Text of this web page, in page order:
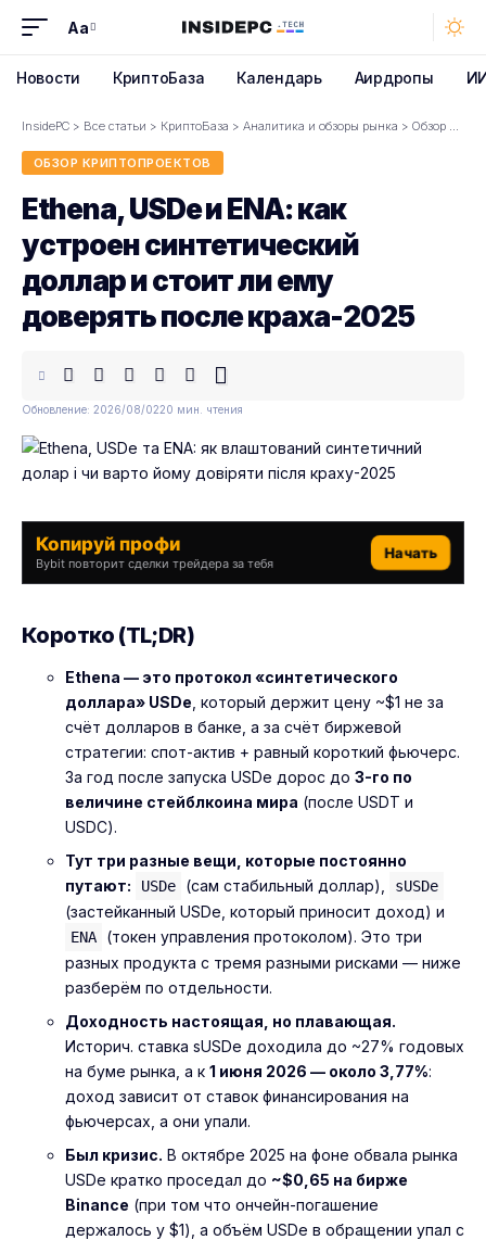
Font
Aa
Новости КриптоБаза Календарь Аирдропы
InsidePC > Все статьи > КриптоБаза > Аналитика и обзоры рынка > Обзор криптопроектов
ОБЗОР КРИПТОПРОЕКТОВ
Ethena, USDe и ENA: как
устроен синтетический
доллар и стоит ли ему
доверять после краха-2025
Обновление: 2026/08/0220 мин. чтения
Копируй профи
Bybit повторит сделки трейдера за тебя
Начать
Коротко (TL;DR)
Ethena — это протокол «синтетического
доллара» USDe , который держит цену ~$1 не за
счёт долларов в банке, а за счёт биржевой
стратегии: спот-актив + равный короткий фьючерс.
За год после запуска USDe дорос до 3-го по
величине стейблкоина мира (после USDT и
USDC).
Тут три разные вещи, которые постоянно
путают:
USDe (сам стабильный доллар), sUSDe
(застейканный USDe, который приносит доход) и
ENA
(токен управления протоколом). Это три
разных продукта с тремя разными рисками — ниже
разберём по отдельности.
Доходность настоящая, но плавающая.
Историч. ставка sUSDe доходила до ~27% годовых
на буме рынка, а к 1 июня 2026 — около 3,77%:
доход зависит от ставок финансирования на
фьючерсах, а они упали.
Был кризис. В октябре 2025 на фоне обвала рынка
USDe кратко проседал до ~$0,65 на бирже
Binance (при том что ончейн-погашение
держалось у $1), а объём USDe в обращении упал с